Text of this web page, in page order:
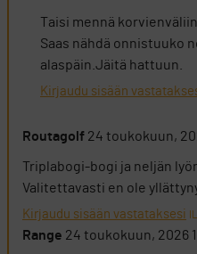
Taisi mennä
Saas nähdä onnistuuko
alaspäin.Jäitä hattuun.
Kirjaudu sisään
Routagolf 24 toukokuun,
Triplabogi-bogi ja neljän
Valitettavasti en ole
Kirjaudu sisään vastataksesi
Range 24 toukokuun, 2026